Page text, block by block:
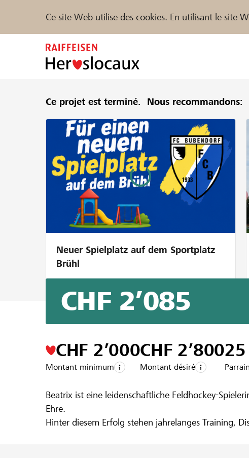
Ce site Web utilise des cookies. En utilisant le site
Parrainer Soutien & assistance
Trouvez des projets et des organisations
FR IT
Ce projet est terminé. Nous recommandons:
Neuer Spielplatz auf dem Sportplatz
Brühl
Für die
braucht
Un projet de la région de laRaiffeisenbank
Beatrix ist eine leidenschaftliche Feldhockey-
Ehre.
Hinter diesem Erfolg stehen jahrelanges Training,
CHF 2’085
CHF 2’000
Montant minimum
CHF 2’800
Montant désiré
25